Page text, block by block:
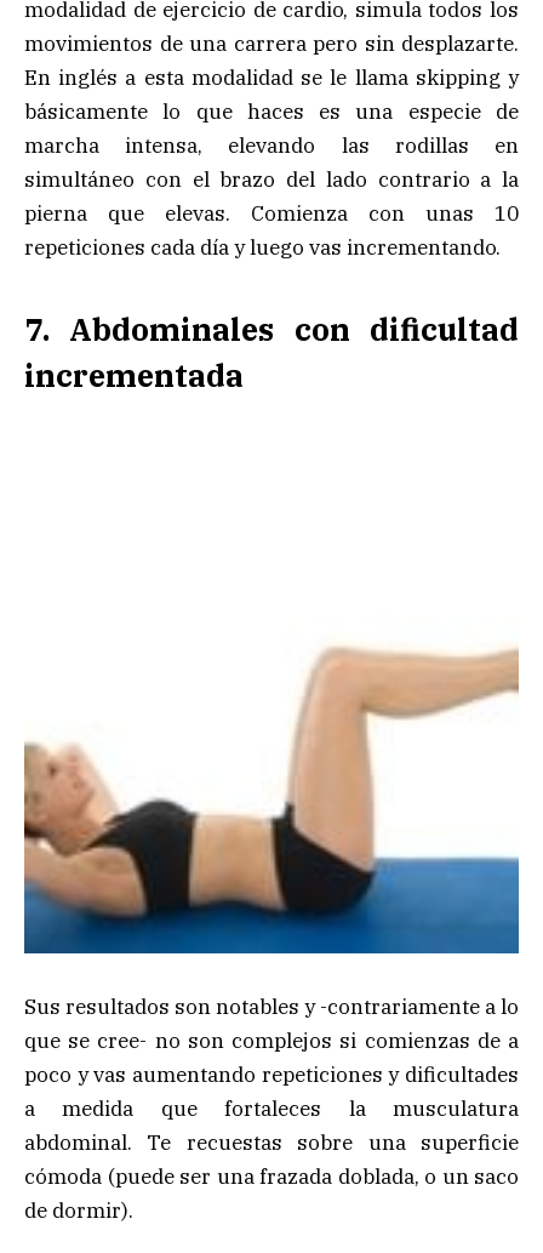
modalidad de ejercicio de cardio, simula todos los
movimientos de una carrera pero sin desplazarte.
En inglés a esta modalidad se le llama skipping y
básicamente lo que haces es una especie de
marcha intensa, elevando las rodillas en
simultáneo con el brazo del lado contrario a la
pierna que elevas. Comienza con unas 10
repeticiones cada día y luego vas incrementando.
7. Abdominales con dificultad
incrementada
Sus resultados son notables y -contrariamente a lo
que se cree- no son complejos si comienzas de a
poco y vas aumentando repeticiones y dificultades
a medida que fortaleces la musculatura
abdominal. Te recuestas sobre una superficie
cómoda (puede ser una frazada doblada, o un saco
de dormir).